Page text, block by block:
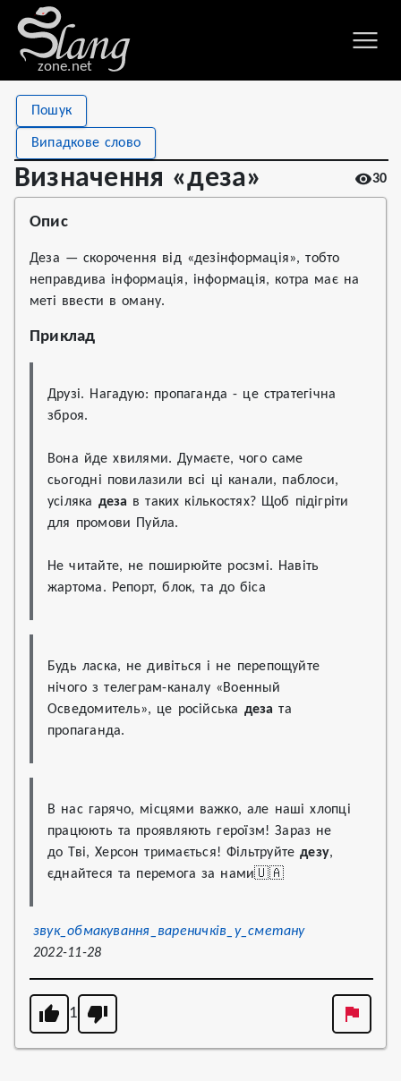
zone.net
Пошук
Випадкове слово
Визначення «деза» 30
Визначення «деза»
Stat
Views
Definitions 1
Опис
Деза — скорочення від «дезінформація», тобто
неправдива інформація, інформація, котра має на
меті ввести в оману.
Приклад
Друзі. Нагадую: пропаганда - це стратегічна
зброя.
Вона йде хвилями. Думаєте, чого саме
сьогодні повилазили всі ці канали, паблоси,
усіляка деза в таких кількостях? Щоб підігріти
для промови Пуйла.
Не читайте, не поширюйте росзмі. Навіть
жартома. Репорт, блок, та до біса
Будь ласка, не дивіться і не перепощуйте
нічого з телеграм-каналу «Военный
Осведомитель», це російська деза та
пропаганда.
В нас гарячо, місцями важко, але наші хлопці
працюють та проявляють героїзм! Зараз не
до Тві, Херсон тримається! Фільтруйте дезу,
єднайтеся та перемога за нами🇺🇦
звук_обмакування_вареничків_у_сметану
2022-11-28
1